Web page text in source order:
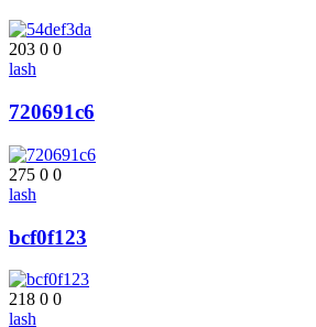
203 0 0
lash
720691c6
275 0 0
lash
bcf0f123
218 0 0
lash